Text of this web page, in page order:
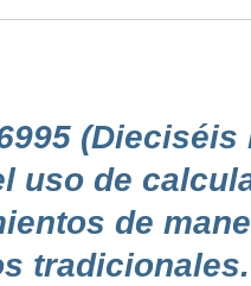
uso de
de
tradicionales.